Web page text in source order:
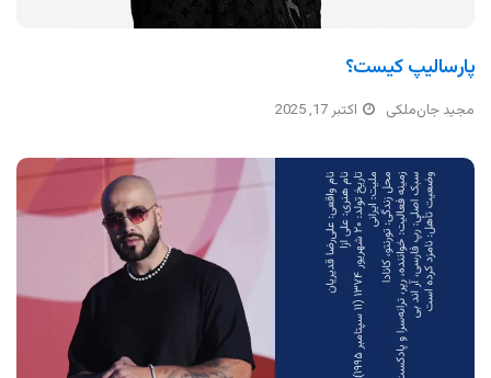
پارسالیپ کیست؟
مجید جان‌ملکی اکتبر 17, 2025